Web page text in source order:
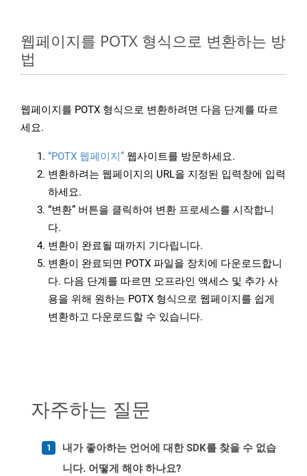
웹페이지를 POTX 형식으로 변환하는 방
법
웹페이지를 POTX 형식으로 변환하려면 다음 단계를 따르
세요.
“POTX 웹페이지” 웹사이트를 방문하세요.
변환하려는 웹페이지의 URL을 지정된 입력창에 입력
하세요.
“변환” 버튼을 클릭하여 변환 프로세스를 시작합니
다.
변환이 완료될 때까지 기다립니다.
변환이 완료되면 POTX 파일을 장치에 다운로드합니
다. 다음 단계를 따르면 오프라인 액세스 및 추가 사
용을 위해 원하는 POTX 형식으로 웹페이지를 쉽게
변환하고 다운로드할 수 있습니다.
자주하는 질문
내가 좋아하는 언어에 대한 SDK를 찾을 수 없습
니다. 어떻게 해야 하나요?